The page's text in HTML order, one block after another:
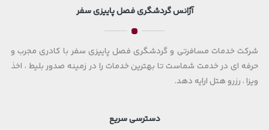
آژانس گردشگری فصل پاییزی سفر
شرکت خدمات مسافرتی و گردشگری فصل پاییزی سفر با کادری مجرب و
حرفه ای در خدمت شماست تا بهترین خدمات را در زمینه صدور بلیط ، اخذ
ویزا ، رزرو هتل ارایه دهد.
دسترسی سریع